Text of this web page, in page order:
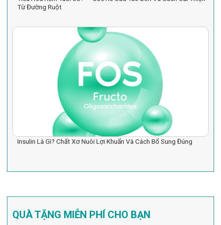
Từ Đường Ruột
Insulin Là Gì? Chất Xơ Nuôi Lợi Khuẩn Và Cách Bổ Sung Đúng
QUÀ TẶNG MIỄN PHÍ CHO BẠN